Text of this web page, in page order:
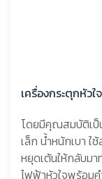
เครื่องกระตุกหัว
โดยมีคุณสมบัติเป็
เล็ก น้ำหนักเบา
หยุดเต้นให้กลับมา
ไฟฟ้าหัวใจพร้อม